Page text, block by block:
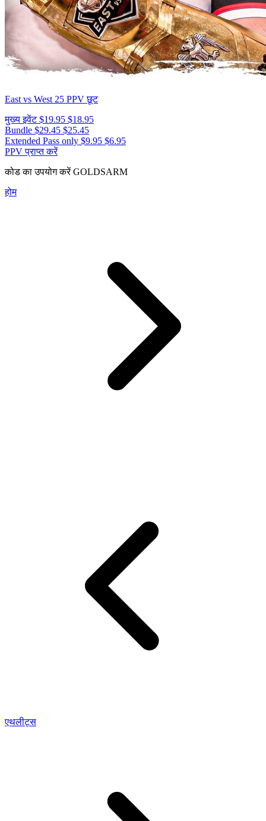
East vs West 25 PPV छूट
मुख्य इवेंट$19.95 $18.95
Bundle $29.45 $25.45
Extended Pass only $9.95 $6.95
PPV प्राप्त करें
कोड का उपयोग करेंGOLDSARM
होम
एथलीट्स